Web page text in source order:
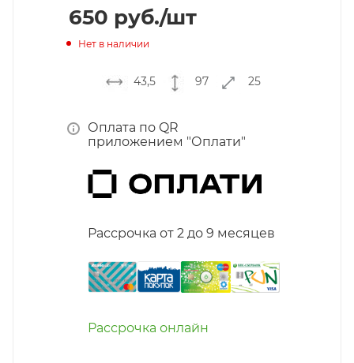
650 руб./шт
Нет в наличии
43,5 97 25
Оплата по QR
приложением "Оплати"
Рассрочка от 2 до 9 месяцев
Рассрочка онлайн